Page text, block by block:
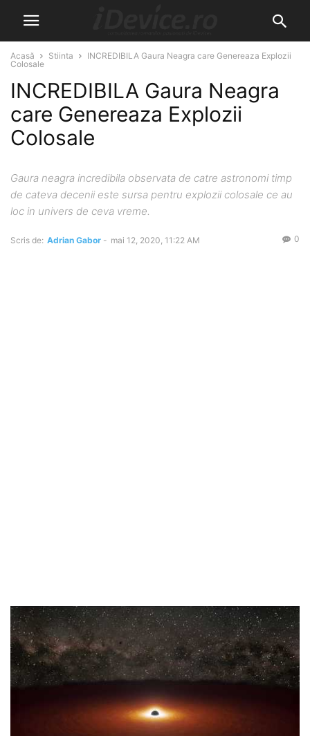
Acasă Stiinta
INCREDIBILA Gaura Neagra care Genereaza Explozii
Colosale
INCREDIBILA Gaura Neagra
care Genereaza Explozii
Colosale
Gaura neagra incredibila observata de catre astronomi timp
de cateva decenii este sursa pentru explozii colosale ce au
loc in univers de ceva vreme.
Scris de: Adrian Gabor - mai 12, 2020, 11:22 AM 0